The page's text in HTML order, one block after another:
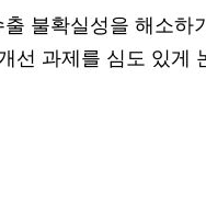
불확실성을 해소하
선 과제를 심도 있게